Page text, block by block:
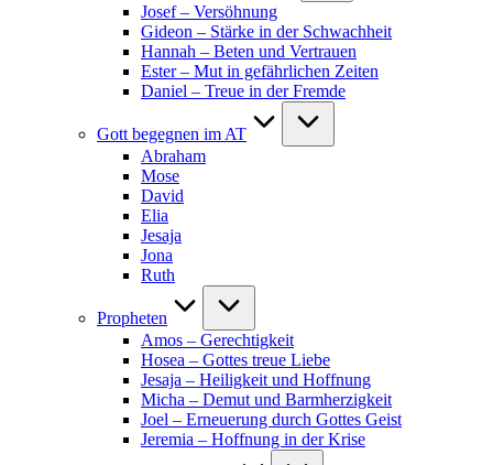
Josef – Versöhnung
Gideon – Stärke in der Schwachheit
Hannah – Beten und Vertrauen
Ester – Mut in gefährlichen Zeiten
Daniel – Treue in der Fremde
Gott begegnen im AT
Abraham
Mose
David
Elia
Jesaja
Jona
Ruth
Propheten
Amos – Gerechtigkeit
Hosea – Gottes treue Liebe
Jesaja – Heiligkeit und Hoffnung
Micha – Demut und Barmherzigkeit
Joel – Erneuerung durch Gottes Geist
Jeremia – Hoffnung in der Krise